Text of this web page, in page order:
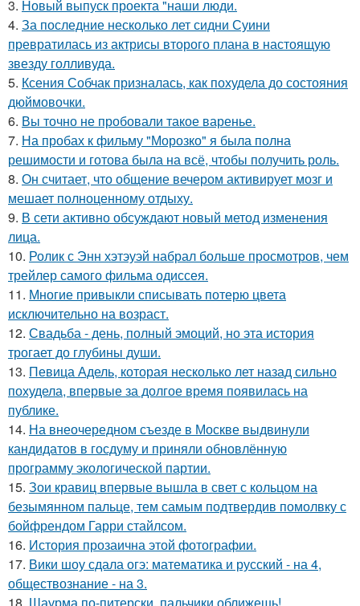
3. Новый выпуск проекта "наши люди.
4. За последние несколько лет сидни Суини
превратилась из актрисы второго плана в настоящую
звезду голливуда.
5. Ксения Собчак призналась, как похудела до состояния
дюймовочки.
6. Вы точно не пробовали такое варенье.
7. На пробах к фильму "Морозко" я была полна
решимости и готова была на всё, чтобы получить роль.
8. Он считает, что общение вечером активирует мозг и
мешает полноценному отдыху.
9. В сети активно обсуждают новый метод изменения
лица.
10. Ролик с Энн хэтэуэй набрал больше просмотров, чем
трейлер самого фильма одиссея.
11. Многие привыкли списывать потерю цвета
исключительно на возраст.
12. Свадьба - день, полный эмоций, но эта история
трогает до глубины души.
13. Певица Адель, которая несколько лет назад сильно
похудела, впервые за долгое время появилась на
публике.
14. На внеочередном съезде в Москве выдвинули
кандидатов в госдуму и приняли обновлённую
программу экологической партии.
15. Зои кравиц впервые вышла в свет с кольцом на
безымянном пальце, тем самым подтвердив помолвку с
бойфрендом Гарри стайлсом.
16. История прозаична этой фотографии.
17. Вики шоу сдала огэ: математика и русский - на 4,
обществознание - на 3.